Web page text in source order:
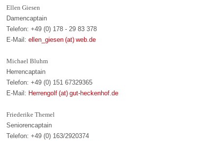
Ellen Giesen
Damencaptain
Telefon: +49 (0) 178 - 29 83 378
E-Mail:ellen_giesen (at) web.de
Michael Bluhm
Herrencaptain
Telefon: +49 (0) 151 67329365
E-Mail: Herrengolf (at) gut-heckenhof.de
Friederike Themel
Seniorencaptain
Telefon: +49 (0) 163/2920374